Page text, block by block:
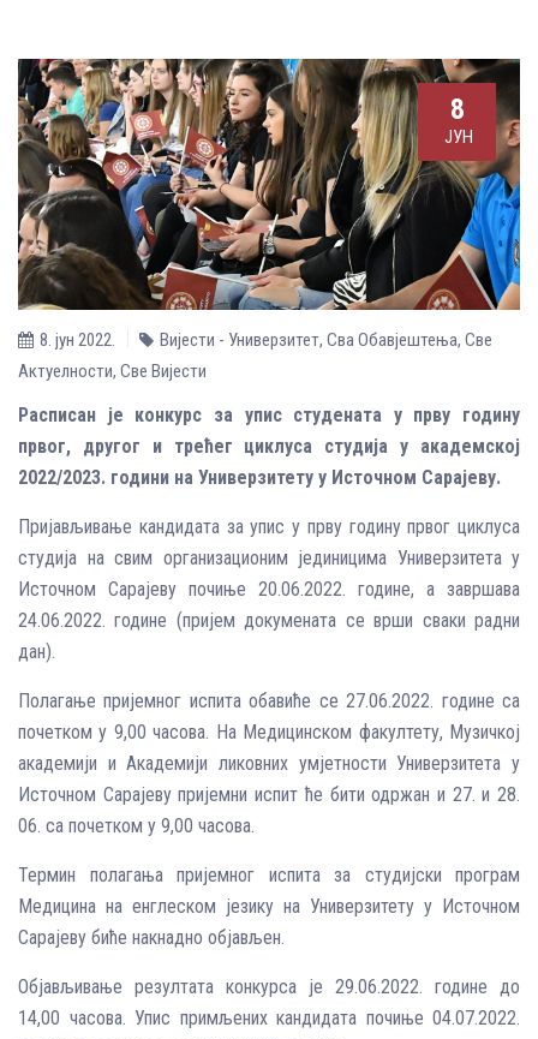
8
ЈУН
8. јун 2022. Вијести - Универзитет, Сва Обавјештења, Све
Aктуелности, Све Вијести
Расписан је конкурс за упис студената у прву годину
првог, другог и трећег циклуса студија у академској
2022/2023. години на Универзитету у Источном Сарајеву.
Пријављивање кандидата за упис у прву годину првог циклуса
студија на свим организационим јединицима Универзитета у
Источном Сарајеву почиње 20.06.2022. године, а завршава
24.06.2022. године (пријем докумената се врши сваки радни
дан).
Полагање пријемног испита обавиће се 27.06.2022. године са
почетком у 9,00 часова. На Медицинском факултету, Музичкој
академији и Академији ликовних умјетности Универзитета у
Источном Сарајеву пријемни испит ће бити одржан и 27. и 28.
06. са почетком у 9,00 часова.
Термин полагања пријeмног испита за студијски програм
Медицина на енглеском језику на Универзитету у Источном
Сарајеву биће накнадно објављен.
Објављивање резултата конкурса је 29.06.2022. године до
14,00 часова. Упис примљених кандидата почиње 04.07.2022.